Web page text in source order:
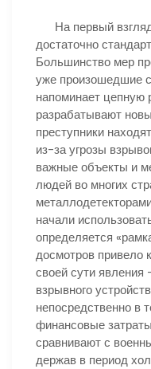
На первый взгляд,
достаточно
Большинство мер
уже произошедшие
напоминает цепную
разрабатывают
преступники
из-за угрозы
важные объекты и
людей во многих
начали
определяется
досмотров привело
своей сути явления
взрывного
непосредственно в
финансовые
сравнивают с
держав в период